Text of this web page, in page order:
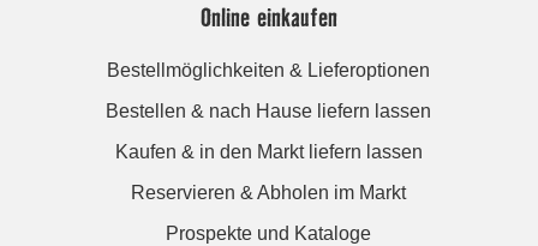
Online einkaufen
Bestellmöglichkeiten & Lieferoptionen
Bestellen & nach Hause liefern lassen
Kaufen & in den Markt liefern lassen
Reservieren & Abholen im Markt
Prospekte und Kataloge